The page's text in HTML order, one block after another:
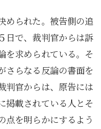
められた。被告側の追
日で、裁判官からは訴
を求められている。そ
さらなる反論の書面を
判官からは、原告には
掲載されている人とそ
点を明らかにするよう